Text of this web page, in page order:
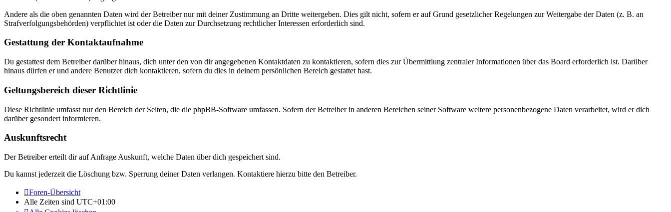
Andere als die oben genannten Daten wird der Betreiber nur mit deiner Zustimmung an Dritte weitergeben. Dies gilt nicht, sofern er auf Grund gesetzlicher Regelungen zur Weitergabe der Daten (z. B. an
Strafverfolgungsbehörden) verpflichtet ist oder die Daten zur Durchsetzung rechtlicher Interessen erforderlich sind.
Gestattung der Kontaktaufnahme
Du gestattest dem Betreiber darüber hinaus, dich unter den von dir angegebenen Kontaktdaten zu kontaktieren, sofern dies zur Übermittlung zentraler Informationen über das Board erforderlich ist. Darüber
hinaus dürfen er und andere Benutzer dich kontaktieren, sofern du dies in deinem persönlichen Bereich gestattet hast.
Geltungsbereich dieser Richtlinie
Diese Richtlinie umfasst nur den Bereich der Seiten, die die phpBB-Software umfassen. Sofern der Betreiber in anderen Bereichen seiner Software weitere personenbezogene Daten verarbeitet, wird er dich
darüber gesondert informieren.
Auskunftsrecht
Der Betreiber erteilt dir auf Anfrage Auskunft, welche Daten über dich gespeichert sind.
Du kannst jederzeit die Löschung bzw. Sperrung deiner Daten verlangen. Kontaktiere hierzu bitte den Betreiber.
Foren-Übersicht
Alle Zeiten sind UTC+01:00